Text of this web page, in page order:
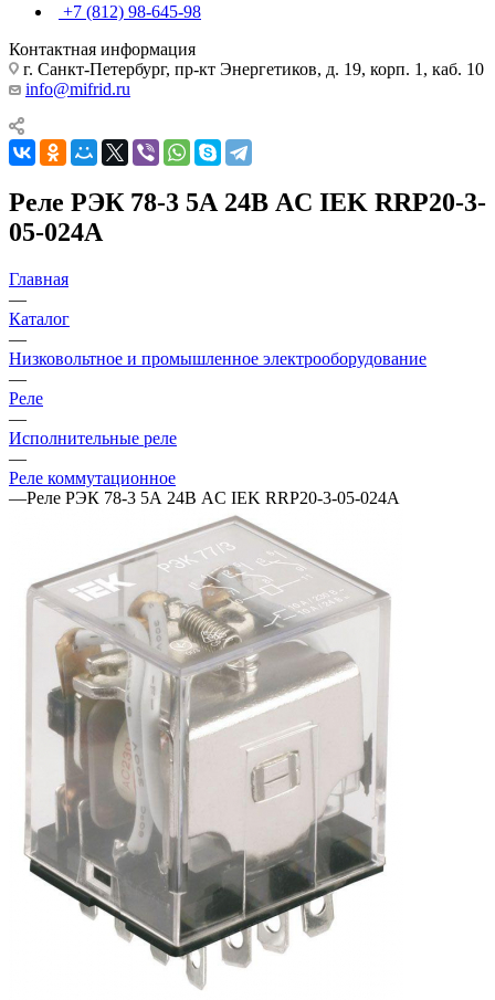
+7 (812) 98-645-98
Контактная информация
г. Санкт-Петербург, пр-кт Энергетиков, д. 19, корп. 1, каб. 10
info@mifrid.ru
Реле РЭК 78-3 5А 24В AC IEK RRP20-3-
05-024A
Главная
—
Каталог
—
Низковольтное и промышленное электрооборудование
—
Реле
—
Исполнительные реле
—
Реле коммутационное
—Реле РЭК 78-3 5А 24В AC IEK RRP20-3-05-024A